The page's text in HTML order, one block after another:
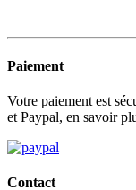
Paiement
Votre paiement est
et Paypal, en savoir
Contact